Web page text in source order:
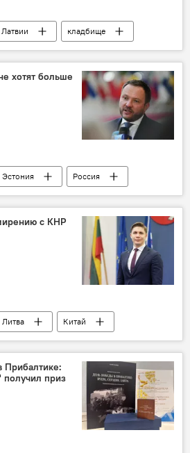
кладбище
хотят больше
Эстония
Россия
Цахкна
с КНР
Литва
Китай
Синкявичюс
получил приз